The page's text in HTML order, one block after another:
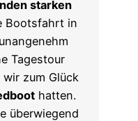
starken
Bootsfahrt in
Tagestour
zum Glück
hatten.
überwiegend